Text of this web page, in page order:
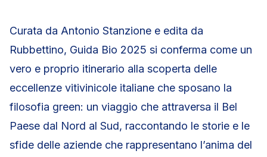
Curata da Antonio Stanzione e edita da
Rubbettino, Guida Bio 2025 si conferma come un
vero e proprio itinerario alla scoperta delle
eccellenze vitivinicole italiane che sposano la
filosofia green: un viaggio che attraversa il Bel
Paese dal Nord al Sud, raccontando le storie e le
sfide delle aziende che rappresentano l’anima del